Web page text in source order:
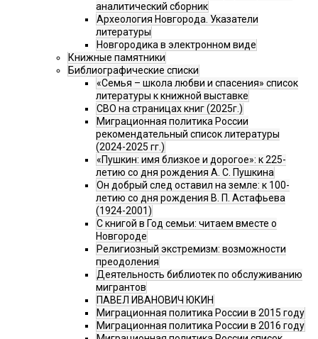
аналитический сборник
Археология Новгорода. Указатели
литературы
Новгородика в электронном виде
Книжные памятники
Библиографические списки
«Семья – школа любви и спасения» список
литературы к книжной выставке
СВО на страницах книг (2025г.)
Миграционная политика России
рекомендательный список литературы
(2024-2025 гг.)
«Пушкин: имя близкое и дорогое»: к 225-
летию со дня рождения А. С. Пушкина
Он добрый след оставил на земле: к 100-
летию со дня рождения В. П. Астафьева
(1924-2001)
С книгой в Год семьи: читаем вместе о
Новгороде
Религиозный экстремизм: возможности
преодоления
Деятельность библиотек по обслуживанию
мигрантов
ПАВЕЛ ИВАНОВИЧ ЮКИН
Миграционная политика России в 2015 году
Миграционная политика России в 2016 году